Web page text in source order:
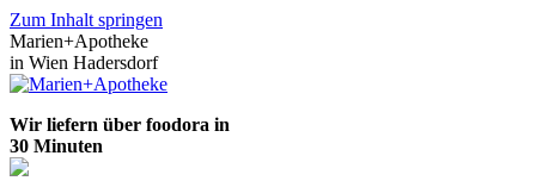
Zum Inhalt springen
Marien+Apotheke
in Wien Hadersdorf
Wir liefern über foodora in
30 Minuten